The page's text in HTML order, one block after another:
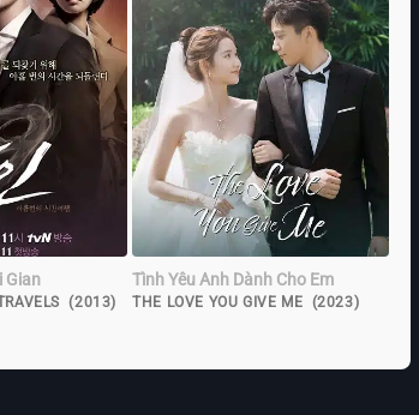
Gian
(2013)
Tình Yêu Anh Dành Cho Em
THE LOVE YOU GIVE ME (2023)